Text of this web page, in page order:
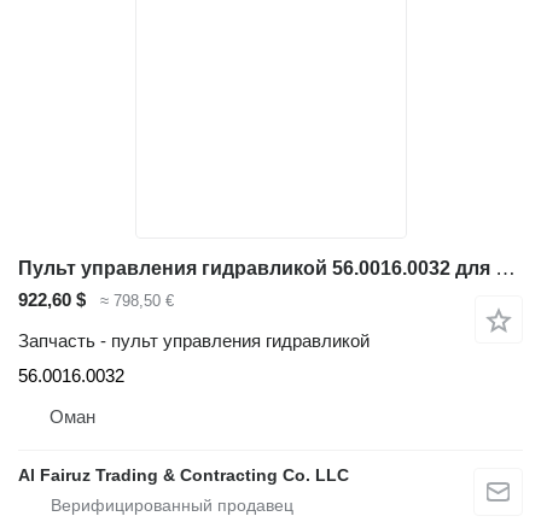
Пульт управления гидравликой 56.0016.0032 для телескопического погрузчика Genie GTH 4017
922,60 $ ≈ 798,50 €
Запчасть - пульт управления гидравликой
56.0016.0032
Оман
Al Fairuz Trading & Contracting Co. LLC